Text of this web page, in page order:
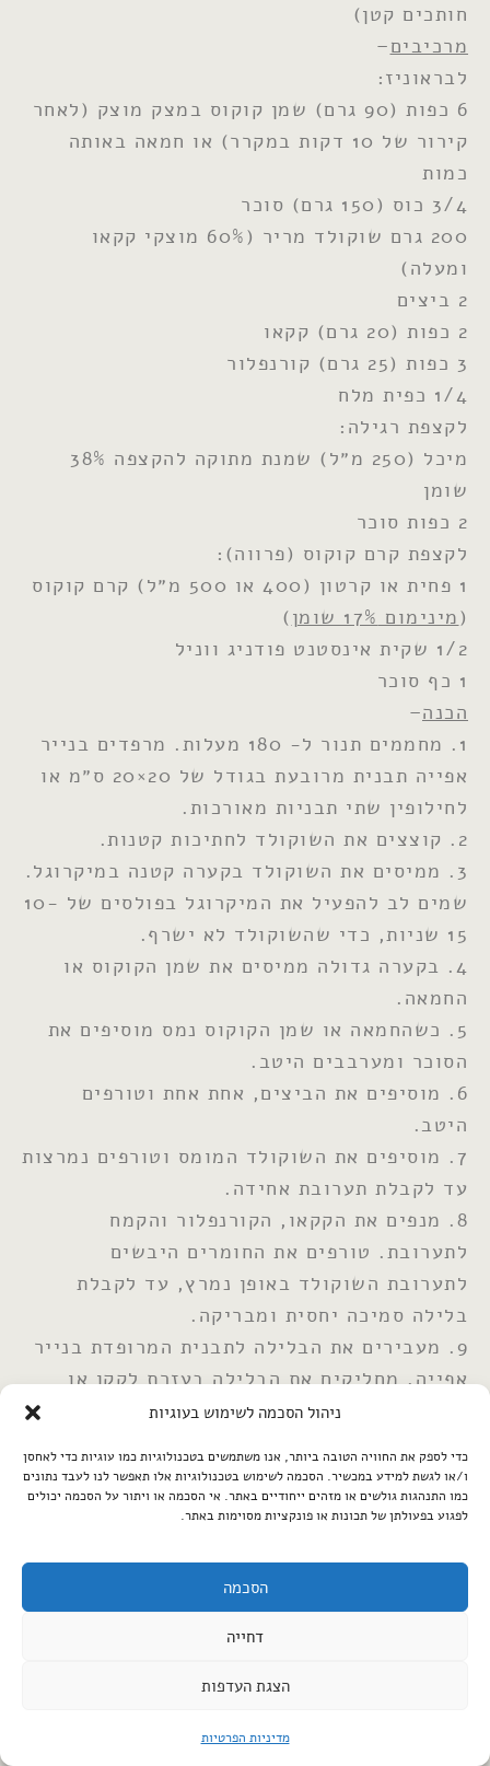
ניהול הסכמה לשימוש בעוגיות
כדי לספק את החוויה הטובה ביותר, אנו משתמשים בטכנולוגיות כמו עוגיות כדי לאחסן
ו/או לגשת למידע במכשיר. הסכמה לשימוש בטכנולוגיות אלו תאפשר לנו לעבד נתונים
כמו התנהגות גולשים או מזהים ייחודיים באתר. אי הסכמה או ויתור על הסכמה יכולים
לפגוע בפעולתן של תכונות או פונקציות מסוימות באתר.
הסכמה
דחייה
הצגת העדפות
מדיניות הפרטיות
חותכים קטן)
מרכיבים–
לבראוניז:
6 כפות (90 גרם) שמן קוקוס במצק מוצק (לאחר
קירור של 10 דקות במקרר) או חמאה באותה
כמות
3/4 כוס (150 גרם) סוכר
200 גרם שוקולד מריר (60% מוצקי קקאו
ומעלה)
2 ביצים
2 כפות (20 גרם) קקאו
3 כפות (25 גרם) קורנפלור
1/4 כפית מלח
לקצפת רגילה:
מיכל (250 מ״ל) שמנת מתוקה להקצפה 38%
שומן
2 כפות סוכר
לקצפת קרם קוקוס (פרווה):
1 פחית או קרטון (400 או 500 מ״ל) קרם קוקוס
(מינימום 17% שומן
)
1/2 שקית אינסטנט פודניג ווניל
1 כף סוכר
הכנה–
1. מחממים תנור ל- 180 מעלות. מרפדים בנייר
אפייה תבנית מרובעת בגודל של 20×20 ס״מ או
לחילופין שתי תבניות מאורכות.
2. קוצצים את השוקולד לחתיכות קטנות.
3. ממיסים את השוקולד בקערה קטנה במיקרוגל.
שמים לב להפעיל את המיקרוגל בפולסים של 10-
15 שניות, כדי שהשוקולד לא ישרף.
4. בקערה גדולה ממיסים את שמן הקוקוס או
החמאה.
5. כשהחמאה או שמן הקוקוס נמס מוסיפים את
הסוכר ומערבבים היטב.
6. מוסיפים את הביצים, אחת אחת וטורפים
היטב.
7. מוסיפים את השוקולד המומס וטורפים נמרצות
עד לקבלת תערובת אחידה.
8. מנפים את הקקאו, הקורנפלור והקמח
לתערובת. טורפים את החומרים היבשים
לתערובת השוקולד באופן נמרץ, עד לקבלת
בלילה סמיכה יחסית ומבריקה.
9. מעבירים את הבלילה לתבנית המרופדת בנייר
אפייה. מחליקים את הבלילה בעזרת לקקן או
מוצקים ובמרכז התבנית הבלילה לא רועדת
ונוזלית. אל דאגה, הבראוניז יתמצקו לאחר
10. מצננים לגמרי, חותכים לריבועים ומפדרים
באבקת קקאו. שומרים בקופסא אטומה.
ומעליו קצפת עם מעט שוקולד קצוץ. אפשר גם
להכין קצפת מקרם קוקוס (לגרסת פרווה), ראו